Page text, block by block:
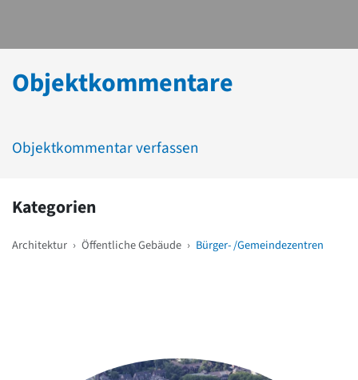
Objektkommentare
Objektkommentar verfassen
Kategorien
Architektur › Öffentliche Gebäude › Bürger- /Gemeindezentren